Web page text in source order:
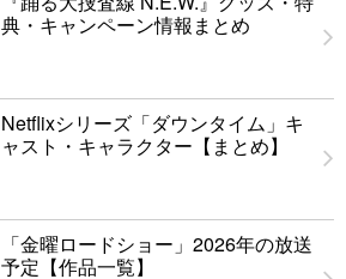
典・キャンペーン情報まとめ
Netflixシリーズ「ダウンタイム」キ
ャスト・キャラクター【まとめ】
「金曜ロードショー」2026年の放送
予定【作品一覧】